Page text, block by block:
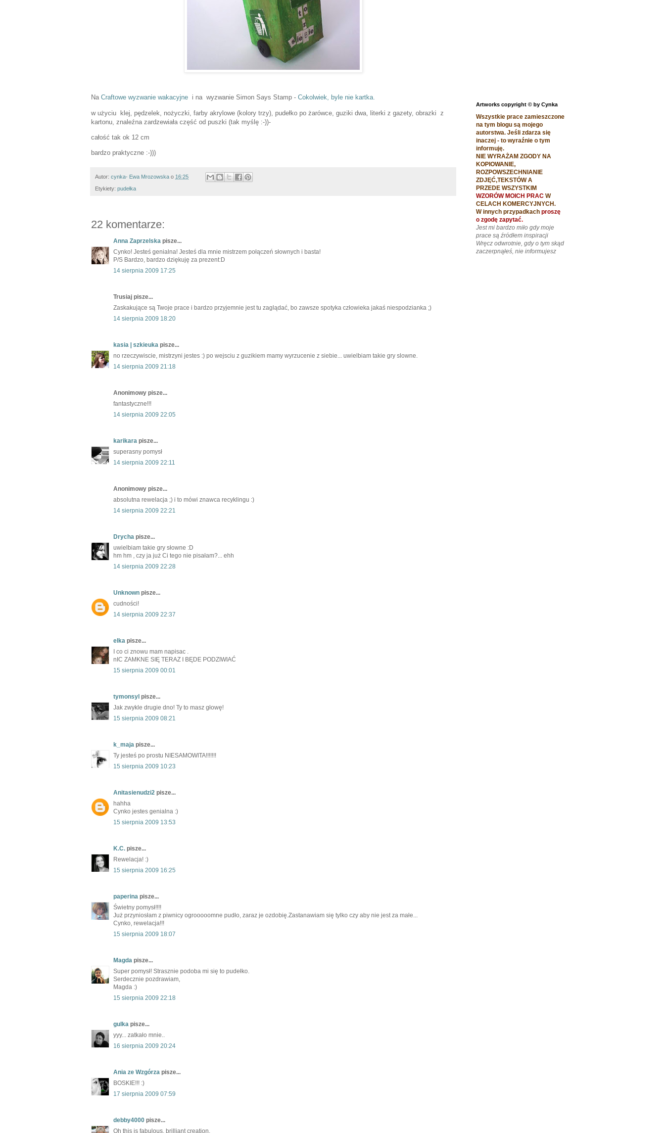
Na Craftowe wyzwanie wakacyjne i na wyzwanie Simon Says Stamp - Cokolwiek, byle nie kartka.
w użyciu klej, pędzelek, nożyczki, farby akrylowe (kolory trzy), pudełko po żarówce, guziki dwa, literki z gazety, obrazki z
kartonu, znaleźna zardzewiała część od puszki (tak myślę :-))-
całość tak ok 12 cm
bardzo praktyczne :-)))
Autor: cynka- Ewa Mrozowska o 16:25
Etykiety: pudełka
22 komentarze:
Anna Zaprzelska pisze...
Cynko! Jesteś genialna! Jesteś dla mnie mistrzem połączeń słownych i basta!
P/S Bardzo, bardzo dziękuję za prezent:D
14 sierpnia 2009 17:25
Trusiaj pisze...
Zaskakujące są Twoje prace i bardzo przyjemnie jest tu zaglądać, bo zawsze spotyka człowieka jakaś niespodzianka ;)
14 sierpnia 2009 18:20
kasia | szkieuka pisze...
no rzeczywiscie, mistrzyni jestes :) po wejsciu z guzikiem mamy wyrzucenie z siebie... uwielbiam takie gry slowne.
14 sierpnia 2009 21:18
Anonimowy pisze...
fantastyczne!!!
14 sierpnia 2009 22:05
karikara pisze...
superasny pomysł
14 sierpnia 2009 22:11
Anonimowy pisze...
absolutna rewelacja ;) i to mówi znawca recyklingu :)
14 sierpnia 2009 22:21
Drycha pisze...
uwielbiam takie gry słowne :D
hm hm , czy ja już Ci tego nie pisałam?... ehh
14 sierpnia 2009 22:28
Unknown pisze...
cudności!
14 sierpnia 2009 22:37
elka pisze...
I co ci znowu mam napisac .
nIC ZAMKNE SIĘ TERAZ I BĘDE PODZIWIAĆ
15 sierpnia 2009 00:01
tymonsyl pisze...
Jak zwykle drugie dno! Ty to masz głowę!
15 sierpnia 2009 08:21
k_maja pisze...
Ty jesteś po prostu NIESAMOWITA!!!!!!!
15 sierpnia 2009 10:23
Anitasienudzi2 pisze...
hahha
Cynko jestes genialna :)
15 sierpnia 2009 13:53
K.C. pisze...
Rewelacja! :)
15 sierpnia 2009 16:25
paperina pisze...
Świetny pomysł!!!!
Już przyniosłam z piwnicy ogrooooomne pudło, zaraz je ozdobię.Zastanawiam się tylko czy aby nie jest za małe...
Cynko, rewelacja!!!
15 sierpnia 2009 18:07
Magda pisze...
Super pomysł! Strasznie podoba mi się to pudełko.
Serdecznie pozdrawiam,
Magda :)
15 sierpnia 2009 22:18
gulka pisze...
yyy... zatkało mnie..
16 sierpnia 2009 20:24
Ania ze Wzgórza pisze...
BOSKIE!!! :)
17 sierpnia 2009 07:59
debby4000 pisze...
Oh this is fabulous, brilliant creation.
Artworks copyright © by Cynka
Wszystkie prace zamieszczone
na tym blogu są mojego
autorstwa. Jeśli zdarza się
inaczej - to wyraźnie o tym
informuję.
NIE WYRAŻAM ZGODY NA
KOPIOWANIE,
ROZPOWSZECHNIANIE
ZDJĘĆ,TEKSTÓW A
PRZEDE WSZYSTKIM
WZORÓW MOICH PRAC W
CELACH KOMERCYJNYCH.
W innych przypadkach proszę
o zgodę zapytać.
Jest mi bardzo miło gdy moje
prace są źródłem inspiracji
Wręcz odwrotnie, gdy o tym skąd
zaczerpnąłeś, nie informujesz